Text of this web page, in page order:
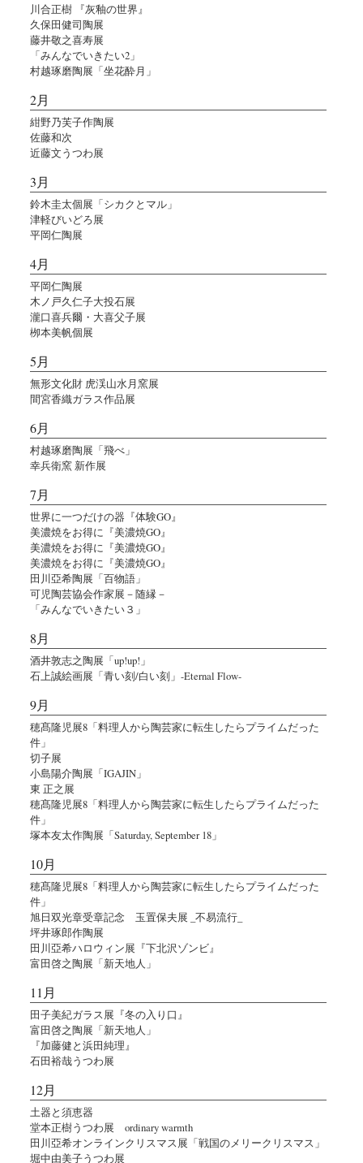
川合正樹 『灰釉の世界』
久保田健司陶展
藤井敬之喜寿展
「みんなでいきたい2」
村越琢磨陶展「坐花酔月」
2月
紺野乃芙子作陶展
佐藤和次
近藤文うつわ展
3月
鈴木圭太個展「シカクとマル」
津軽びいどろ展
平岡仁陶展
4月
平岡仁陶展
木ノ戸久仁子大投石展
瀧口喜兵爾・大喜父子展
栁本美帆個展
5月
無形文化財 虎渓山水月窯展
間宮香織ガラス作品展
6月
村越琢磨陶展「飛べ」
幸兵衛窯 新作展
7月
世界に一つだけの器『体験GO』
美濃焼をお得に『美濃焼GO』
美濃焼をお得に『美濃焼GO』
美濃焼をお得に『美濃焼GO』
田川亞希陶展「百物語」
可児陶芸協会作家展－随縁－
「みんなでいきたい３」
8月
酒井敦志之陶展「up!up!」
石上誠絵画展「青い刻/白い刻」-Eternal Flow-
9月
穂髙隆児展8「料理人から陶芸家に転生したらプライムだった
件」
切子展
小島陽介陶展「IGAJIN」
東 正之展
穂髙隆児展8「料理人から陶芸家に転生したらプライムだった
件」
塚本友太作陶展「Saturday, September 18」
10月
穂髙隆児展8「料理人から陶芸家に転生したらプライムだった
件」
旭日双光章受章記念 玉置保夫展 _不易流行_
坪井琢郎作陶展
田川亞希ハロウィン展『下北沢ゾンビ』
富田啓之陶展「新天地人」
11月
田子美紀ガラス展『冬の入り口』
富田啓之陶展「新天地人」
『加藤健と浜田純理』
石田裕哉うつわ展
12月
土器と須恵器
堂本正樹うつわ展 ordinary warmth
田川亞希オンラインクリスマス展「戦国のメリークリスマス」
堀中由美子うつわ展